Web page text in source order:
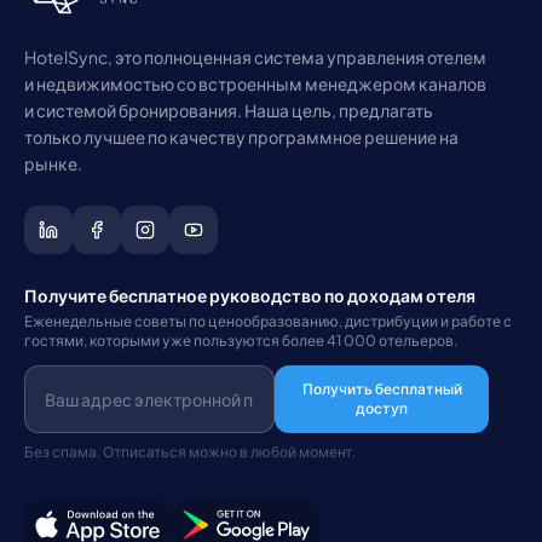
HotelSync, это полноценная система управления отелем
и недвижимостью со встроенным менеджером каналов
и системой бронирования. Наша цель, предлагать
только лучшее по качеству программное решение на
рынке.
Получите бесплатное руководство по доходам отеля
Еженедельные советы по ценообразованию, дистрибуции и работе с
гостями, которыми уже пользуются более 41 000 отельеров.
Получить бесплатный
доступ
Без спама. Отписаться можно в любой момент.